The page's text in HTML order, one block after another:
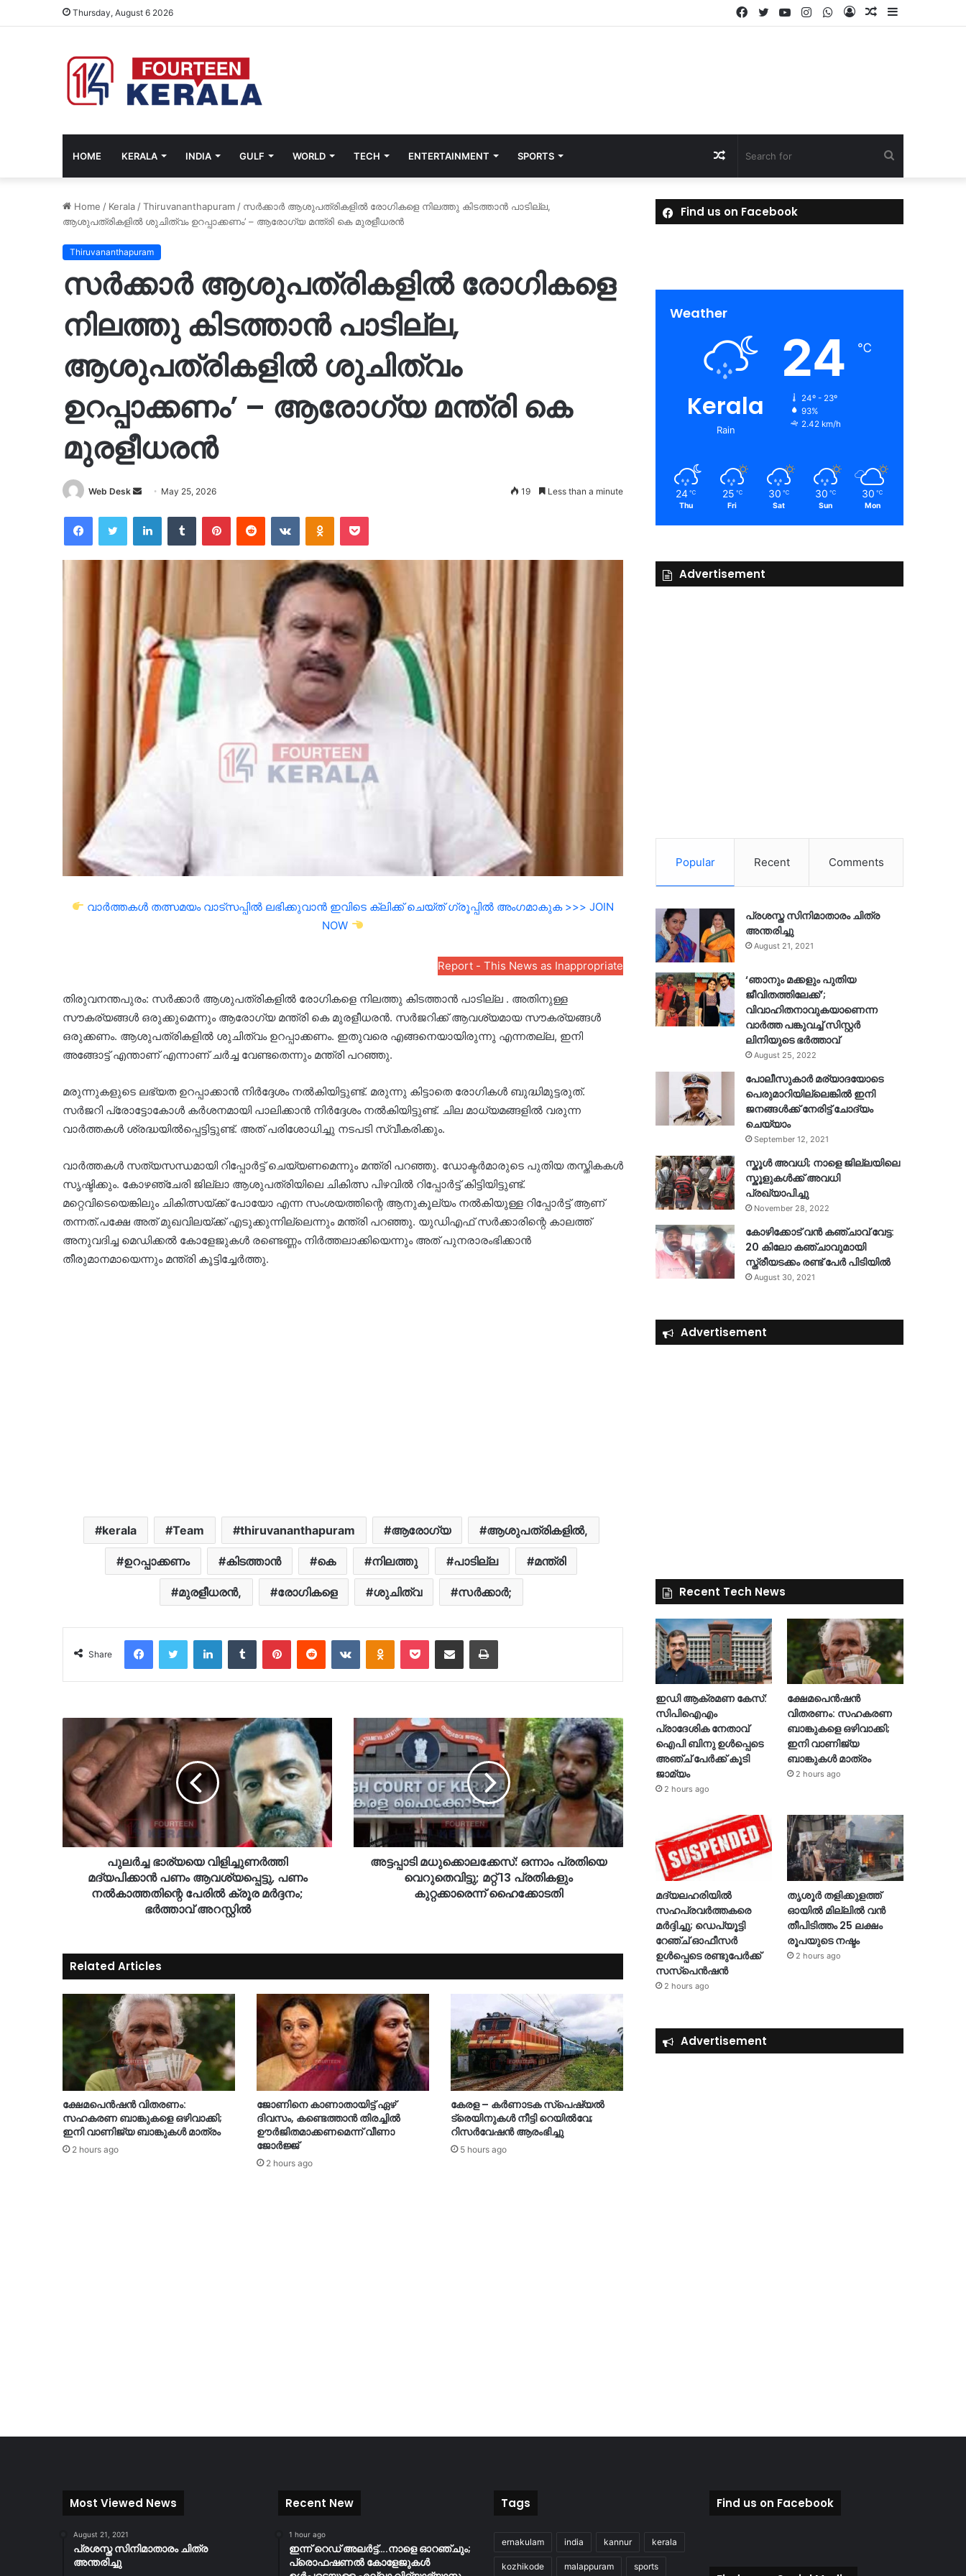
Thursday, August 6 2026 Sidebar
Random
Log
WhatsApp
Instagram
YouTube
Twitter
Facebook
HOME KERALA INDIA GULF WORLD TECH ENTERTAINMENT SPORTS
for
Random
Article
Home / Kerala /Thiruvananthapuram / സർക്കാർ ആശുപത്രികളിൽ രോഗികളെ നിലത്തു കിടത്താൻ പാടില്ല,
ആശുപത്രികളിൽ ശുചിത്വം ഉറപ്പാക്കണം’ – ആരോഗ്യ മന്ത്രി കെ മുരളീധരൻ
Thiruvananthapuram
സർക്കാർ ആശുപത്രികളിൽ രോഗികളെ
നിലത്തു കിടത്താൻ പാടില്ല,
ആശുപത്രികളിൽ ശുചിത്വം
ഉറപ്പാക്കണം’ – ആരോഗ്യ മന്ത്രി കെ
മുരളീധരൻ
Web Desk
Send
email
May 25, 2026 19 Less than a minute
FacebookTwitter LinkedInTumblr PinterestReddit VKontakteOdnoklassniki
Pocket
വാർത്തകൾ തത്സമയം വാട്സപ്പിൽ ലഭിക്കുവാൻ ഇവിടെ ക്ലിക്ക് ചെയ്ത് ഗ്രൂപ്പിൽ അംഗമാകുക >>> JOIN
NOW
Report - This News as Inappropriate
തിരുവനന്തപുരം: സർക്കാർ ആശുപത്രികളിൽ രോഗികളെ നിലത്തു കിടത്താൻ പാടില്ല . അതിനുള്ള
സൗകര്യങ്ങൾ ഒരുക്കുമെന്നും ആരോഗ്യ മന്ത്രി കെ മുരളീധരൻ. സർജറിക്ക് ആവശ്യമായ സൗകര്യങ്ങൾ
ഒരുക്കണം. ആശുപത്രികളിൽ ശുചിത്വം ഉറപ്പാക്കണം. ഇതുവരെ എങ്ങനെയായിരുന്നു എന്നതല്ല, ഇനി
അങ്ങോട്ട് എന്താണ് എന്നാണ് ചർച്ച വേണ്ടതെന്നും മന്ത്രി പറഞ്ഞു.
മരുന്നുകളുടെ ലഭ്യത ഉറപ്പാക്കാൻ നിർദ്ദേശം നൽകിയിട്ടുണ്ട്. മരുന്നു കിട്ടാതെ രോഗികൾ ബുദ്ധിമുട്ടരുത്.
സർജറി പ്രോട്ടോകോൾ കർശനമായി പാലിക്കാൻ നിർദ്ദേശം നൽകിയിട്ടുണ്ട്. ചില മാധ്യമങ്ങളിൽ വരുന്ന
വാർത്തകൾ ശ്രദ്ധയിൽപ്പെട്ടിട്ടുണ്ട്. അത് പരിശോധിച്ചു നടപടി സ്വീകരിക്കും.
വാർത്തകൾ സത്യസന്ധമായി റിപ്പോർട്ട് ചെയ്യണമെന്നും മന്ത്രി പറഞ്ഞു. ഡോക്ടർമാരുടെ പുതിയ തസ്തികകൾ
സൃഷ്ടിക്കും. കോഴഞ്ചേരി ജില്ലാ ആശുപത്രിയിലെ ചികിത്സ പിഴവിൽ റിപ്പോർട്ട് കിട്ടിയിട്ടുണ്ട്.
മറ്റെവിടെയെങ്കിലും ചികിത്സയ്ക്ക് പോയോ എന്ന സംശയത്തിന്റെ ആനുകൂല്യം നൽകിയുള്ള റിപ്പോർട്ട് ആണ്
തന്നത്.പക്ഷേ അത് മുഖവിലയ്ക്ക് എടുക്കുന്നില്ലെന്നും മന്ത്രി പറഞ്ഞു. യുഡിഎഫ് സർക്കാരിന്റെ കാലത്ത്
അനുവദിച്ച മെഡിക്കൽ കോളേജുകൾ രണ്ടെണ്ണം നിർത്തലാക്കിയെന്നും അത് പുനരാരംഭിക്കാൻ
തീരുമാനമായെന്നും മന്ത്രി കൂട്ടിച്ചേർത്തു.
kerala Team thiruvananthapuram ആരോഗ്യ ആശുപത്രികളിൽ,
ഉറപ്പാക്കണം കിടത്താൻ കെ നിലത്തു പാടില്ല മന്ത്രി
മുരളീധരൻ, രോഗികളെ ശുചിത്വ സർക്കാർ;
Share
FacebookTwitter LinkedInTumblr PinterestReddit VKontakteOdnoklassniki
Pocket Share via Email Print
പുലര്‍ച്ച ഭാര്യയെ വിളിച്ചുണര്‍ത്തി
മദ്യപിക്കാന്‍ പണം ആവശ്യപ്പെട്ടു, പണം
നല്‍കാത്തതിന്റെ പേരില്‍ ക്രൂര മർദ്ദനം;
ഭർത്താവ് അറസ്റ്റിൽ
അട്ടപ്പാടി മധുക്കൊലക്കേസ്: ഒന്നാം പ്രതിയെ
വെറുതെവിട്ടു; മറ്റ് 13 പ്രതികളും
കുറ്റക്കാരെന്ന് ഹൈക്കോടതി
Related Articles
ക്ഷേമപെൻഷൻ വിതരണം:
സഹകരണ ബാങ്കുകളെ ഒഴിവാക്കി;
ഇനി വാണിജ്യ ബാങ്കുകൾ മാത്രം
2 hours ago
ജോണിനെ കാണാതായിട്ട് ഏഴ്
ദിവസം‌, കണ്ടെത്താൻ തിരച്ചിൽ
ഊർജിതമാക്കണമെന്ന് വീണാ
ജോർജ്ജ്
2 hours ago
കേരള – കർണാടക സ്പെഷ്യൽ
ട്രെയിനുകൾ നീട്ടി റെയിൽവേ;
റിസർവേഷൻ ആരംഭിച്ചു
5 hours ago
Find us on Facebook
Weather
Kerala
Rain
24 ℃
24º - 23º
93%
2.42 km/h
24 ℃
Thu
25 ℃
Fri
30 ℃
Sat
30 ℃
Sun
30 ℃
Mon
Advertisement
Popular Recent Comments
പ്രശസ്ത സിനിമാതാരം ചിത്ര
അന്തരിച്ചു
August 21, 2021
‘ഞാനും മക്കളും പുതിയ
ജീവിതത്തിലേക്ക്’;
വിവാഹിതനാവുകയാണെന്ന
വാർത്ത പങ്കുവച്ച് സിസ്റ്റർ
ലിനിയുടെ ഭർത്താവ്
August 25, 2022
പോലീസുകാര്‍ മര്യാദയോടെ
പെരുമാറിയില്ലെങ്കില്‍ ഇനി
ജനങ്ങള്‍ക്ക് നേരിട്ട് ചോദ്യം
ചെയ്യാം
September 12, 2021
സ്കൂൾ അവധി; നാളെ ജില്ലയിലെ
സ്കൂളുകൾക്ക് അവധി
പ്രഖ്യാപിച്ചു
November 28, 2022
കോഴിക്കോട് വൻ കഞ്ചാവ് വേട്ട:
20 കിലോ കഞ്ചാവുമായി
സ്ത്രീയടക്കം രണ്ട് പേർ പിടിയിൽ
August 30, 2021
Advertisement
Recent Tech News
ഇഡി ആക്രമണ കേസ്:
സിപിഐഎം
പ്രാദേശിക നേതാവ്
ഐപി ബിനു ഉൾപ്പെടെ
അഞ്ച് പേർക്ക് കൂടി
ജാമ്യം
2 hours ago
ക്ഷേമപെൻഷൻ
വിതരണം: സഹകരണ
ബാങ്കുകളെ ഒഴിവാക്കി;
ഇനി വാണിജ്യ
ബാങ്കുകൾ മാത്രം
2 hours ago
മദ്യലഹരിയിൽ
സഹപ്രവർത്തകരെ
മർദ്ദിച്ചു; ഡെപ്യൂട്ടി
റേഞ്ച് ഓഫീസർ
ഉൾപ്പെടെ രണ്ടുപേർക്ക്
സസ്‌പെൻഷൻ
2 hours ago
തൃശൂര്‍ തളിക്കുളത്ത്
ഓയില്‍ മില്ലില്‍ വൻ
തീപിടിത്തം 25 ലക്ഷം
രൂപയുടെ നഷ്ടം
2 hours ago
Advertisement
Most Viewed News
August 21, 2021
പ്രശസ്ത സിനിമാതാരം ചിത്ര
അന്തരിച്ചു
Recent New
1 hour ago
ഇന്ന് റെഡ് അലർട്ട്….നാളെ ഓറഞ്ചും;
പ്രൊഫഷണൽ കോളേജുകൾ
Tags
ernakulam india kannur kerala
kozhikode malappuram sports
Find us on Facebook